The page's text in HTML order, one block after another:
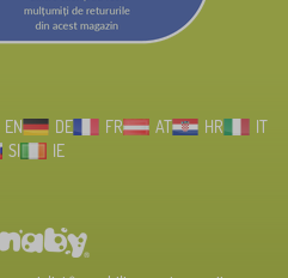
EN DE FR AT HR
IT
SI
IE